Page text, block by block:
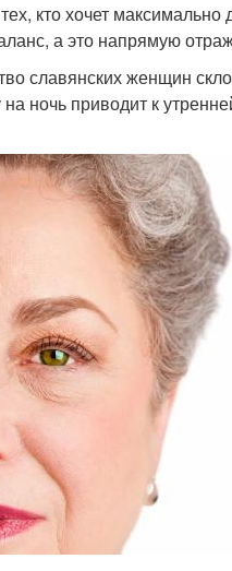
кто хочет
а это напрямую
славянских женщин
ночь приводит к